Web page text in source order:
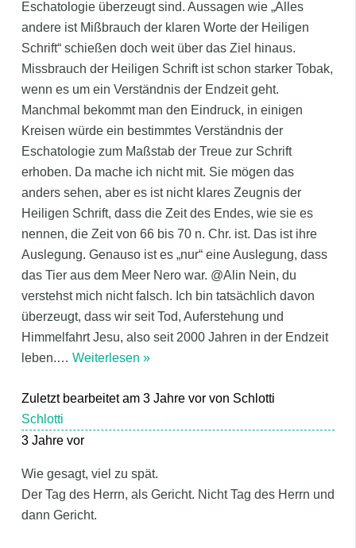
Eschatologie überzeugt sind. Aussagen wie „Alles
andere ist Mißbrauch der klaren Worte der Heiligen
Schrift“ schießen doch weit über das Ziel hinaus.
Missbrauch der Heiligen Schrift ist schon starker Tobak,
wenn es um ein Verständnis der Endzeit geht.
Manchmal bekommt man den Eindruck, in einigen
Kreisen würde ein bestimmtes Verständnis der
Eschatologie zum Maßstab der Treue zur Schrift
erhoben. Da mache ich nicht mit. Sie mögen das
anders sehen, aber es ist nicht klares Zeugnis der
Heiligen Schrift, dass die Zeit des Endes, wie sie es
nennen, die Zeit von 66 bis 70 n. Chr. ist. Das ist ihre
Auslegung. Genauso ist es „nur“ eine Auslegung, dass
das Tier aus dem Meer Nero war. @Alin Nein, du
verstehst mich nicht falsch. Ich bin tatsächlich davon
überzeugt, dass wir seit Tod, Auferstehung und
Himmelfahrt Jesu, also seit 2000 Jahren in der Endzeit
leben.… Weiterlesen »
Zuletzt bearbeitet am 3 Jahre vor von Schlotti
Schlotti
3 Jahre vor
Wie gesagt, viel zu spät.
Der Tag des Herrn, als Gericht. Nicht Tag des Herrn und
dann Gericht.